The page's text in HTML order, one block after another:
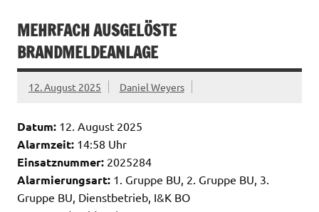
MEHRFACH AUSGELÖSTE
BRANDMELDEANLAGE
12. August 2025 Daniel Weyers
Datum: 12. August 2025
Alarmzeit: 14:58 Uhr
Einsatznummer: 2025284
Alarmierungsart: 1. Gruppe BU, 2. Gruppe BU, 3.
Gruppe BU, Dienstbetrieb, I&K BO